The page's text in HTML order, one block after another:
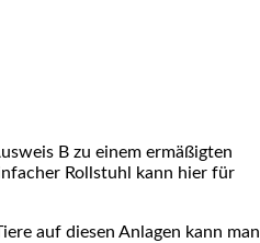
B zu einem ermäßigten
Rollstuhl kann hier für
auf diesen Anlagen kann man